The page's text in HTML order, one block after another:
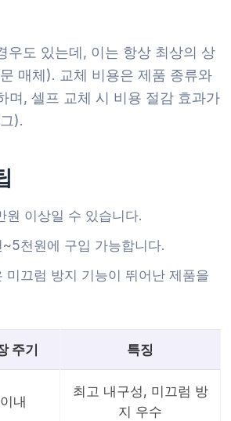
우도 있는데, 이는 항상 최상의 상
매체). 교체 비용은 제품 종류와
며, 셀프 교체 시 비용 절감 효과가
).
원 이상일 수 있습니다.
천원에 구입 가능합니다.
끄럼 방지 기능이 뛰어난 제품을
주기 특징
내
최고 내구성, 미끄럼 방
지 우수